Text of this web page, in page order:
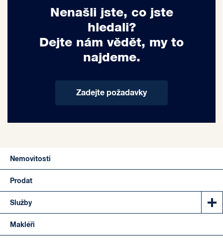
Nenašli jste, co jste
hledali?
Dejte nám vědět, my to
najdeme.
Zadejte požadavky
Nemovitosti
Prodat
Služby
Makléři